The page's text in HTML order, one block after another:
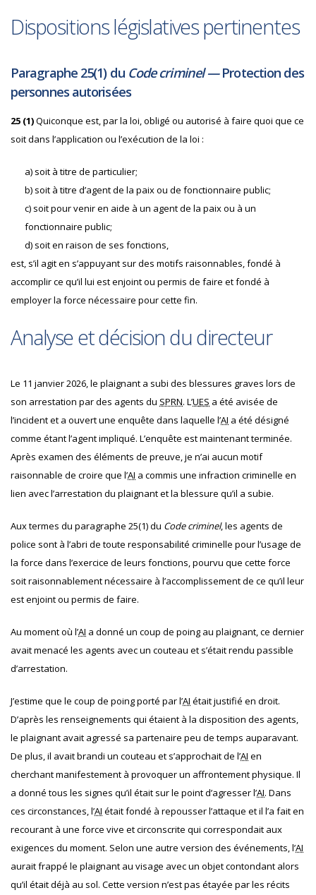
Dispositions législatives pertinentes
Paragraphe 25(1) du Code criminel —Protection des
personnes autorisées
25 (1)Quiconque est, par la loi, obligé ou autorisé à faire quoi que ce
soit dans l’application ou l’exécution de la loi :
a) soit à titre de particulier;
b) soit à titre d’agent de la paix ou de fonctionnaire public;
c) soit pour venir en aide à un agent de la paix ou à un
fonctionnaire public;
d) soit en raison de ses fonctions,
est, s’il agit en s’appuyant sur des motifs raisonnables, fondé à
accomplir ce qu’il lui est enjoint ou permis de faire et fondé à
employer la force nécessaire pour cette fin.
Analyse et décision du directeur
Le 11 janvier 2026, le plaignant a subi des blessures graves lors de
son arrestation par des agents du SPRN. L’UES a été avisée de
l’incident et a ouvert une enquête dans laquelle l’AI a été désigné
comme étant l’agent impliqué. L’enquête est maintenant terminée.
Après examen des éléments de preuve, je n’ai aucun motif
raisonnable de croire que l’AI a commis une infraction criminelle en
lien avec l’arrestation du plaignant et la blessure qu’il a subie.
Aux termes du paragraphe 25(1) du Code criminel, les agents de
police sont à l’abri de toute responsabilité criminelle pour l’usage de
la force dans l’exercice de leurs fonctions, pourvu que cette force
soit raisonnablement nécessaire à l’accomplissement de ce qu’il leur
est enjoint ou permis de faire.
Au moment où l’AI a donné un coup de poing au plaignant, ce dernier
avait menacé les agents avec un couteau et s’était rendu passible
d’arrestation.
J’estime que le coup de poing porté par l’AI était justifié en droit.
D’après les renseignements qui étaient à la disposition des agents,
le plaignant avait agressé sa partenaire peu de temps auparavant.
De plus, il avait brandi un couteau et s’approchait de l’AI en
cherchant manifestement à provoquer un affrontement physique. Il
a donné tous les signes qu’il était sur le point d’agresser l’AI. Dans
ces circonstances, l’AI était fondé à repousser l’attaque et il l’a fait en
recourant à une force vive et circonscrite qui correspondait aux
exigences du moment. Selon une autre version des événements, l’AI
aurait frappé le plaignant au visage avec un objet contondant alors
qu’il était déjà au sol. Cette version n’est pas étayée par les récits